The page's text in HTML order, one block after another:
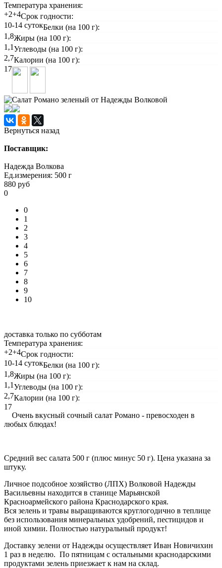
Температура хранения:
+2+4Срок годности:
10-14 сутокБелки (на 100 г):
1,8Жиры (на 100 г):
1,1Углеводы (на 100 г):
2,7Калории (на 100 г):
17
Вернуться назад
Поставщик:
Надежда Волкова
Ед.измерения: 500 г
880 руб
0
0
1
2
3
4
5
6
7
8
9
10
доставка только по субботам
Температура хранения:
+2+4Срок годности:
10-14 сутокБелки (на 100 г):
1,8Жиры (на 100 г):
1,1Углеводы (на 100 г):
2,7Калории (на 100 г):
17
Очень вкусный сочный салат Романо - превосходен в
любых блюдах!
Средний вес салата 500 г (плюс минус 50 г). Цена указана за
штуку.
Личное подсобное хозяйство (ЛПХ) Волковой Надежды
Васильевны находится в станице Марьянской
Красноармейского района Краснодарского края.
Вся зелень и травы выращиваются круглогодично в теплице
без использования минеральных удобрений, пестицидов и
иной химии. Полностью натуральный продукт!
Доставку зелени от Надежды осуществляет Иван Новичихин
1 раз в неделю. По пятницам с остальными краснодарскими
продуктами зелень приезжает к нам на склад.